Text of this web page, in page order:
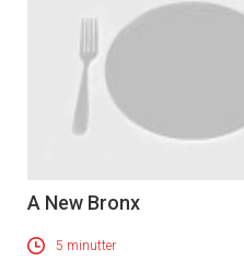
A New Bronx
5 minutter